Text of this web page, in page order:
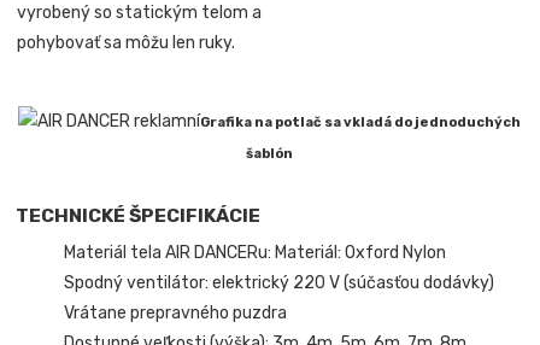
vyrobený so statickým telom a
pohybovať sa môžu len ruky.
Grafika na potlač sa vkladá do jednoduchých
šablón
TECHNICKÉ ŠPECIFIKÁCIE
Materiál tela AIR DANCERu: Materiál: Oxford Nylon
Spodný ventilátor: elektrický 220 V (súčasťou dodávky)
Vrátane prepravného puzdra